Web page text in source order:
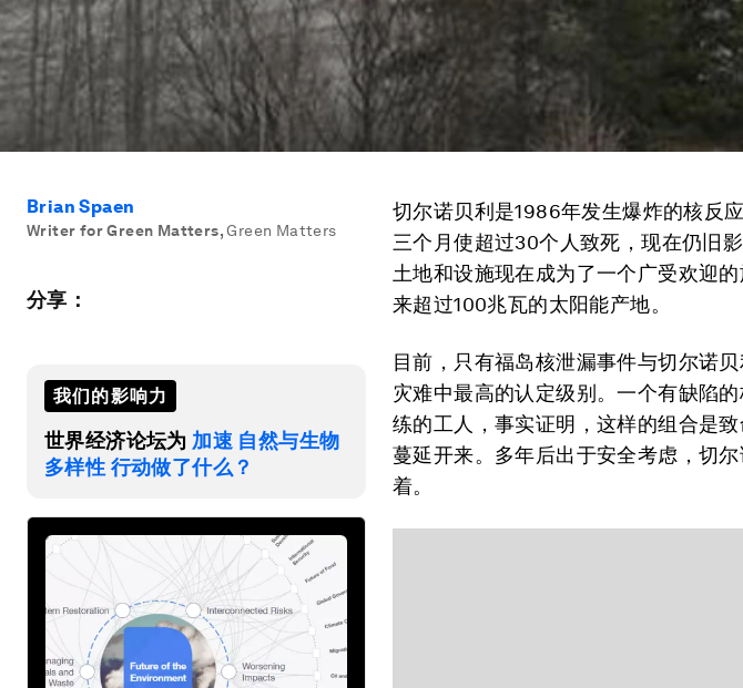
Brian Spaen
Writer for Green Matters, Green Matters
分享：
我们的影响力
世界经济论坛为 加速 自然与生物
多样性 行动做了什么？
切尔诺贝利是1986年发生爆炸的核反
三个月使超过30个人致死，现在仍旧
土地和设施现在成为了一个广受欢迎
来超过100兆瓦的太阳能产地。
目前，只有福岛核泄漏事件与切尔诺
灾难中最高的认定级别。一个有缺陷
练的工人，事实证明，这样的组合是
蔓延开来。多年后出于安全考虑，切
着。